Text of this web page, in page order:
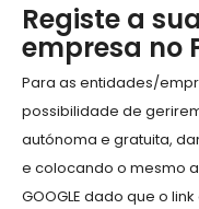
Registe a
empresa no
Para as entidades/
possibilidade de
autónoma e gratuita,
e colocando o mesmo
GOOGLE dado que o